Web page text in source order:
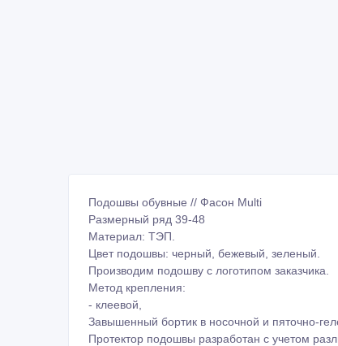
Подошвы обувные // Фасон Multi
Размерный ряд 39-48
Материал: ТЭП.
Цвет подошвы: черный, бежевый, зеленый.
Производим подошву с логотипом заказчика.
Метод крепления:
- клеевой,
Завышенный бортик в носочной и пяточно-
Протектор подошвы разработан с учетом